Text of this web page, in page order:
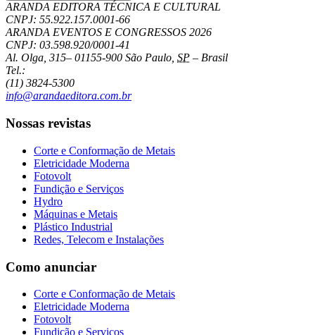
ARANDA EDITORA TÉCNICA E CULTURAL
CNPJ: 55.922.157.0001-66
ARANDA EVENTOS E CONGRESSOS 2026
CNPJ: 03.598.920/0001-41
Al. Olga, 315– 01155-900 São Paulo SP – Brasil
Tel.:
(11) 3824-5300
info@arandaeditora.com.br
Nossas revistas
Corte e Conformação de Metais
Eletricidade Moderna
Fotovolt
Fundição e Serviços
Hydro
Máquinas e Metais
Plástico Industrial
Redes, Telecom e Instalações
Como anunciar
Corte e Conformação de Metais
Eletricidade Moderna
Fotovolt
Fundição e Serviços